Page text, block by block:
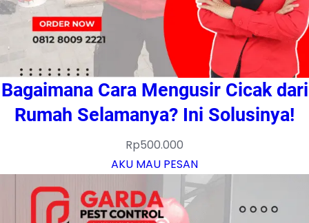
Bagaimana Cara Mengusir Cicak dari
Rumah Selamanya? Ini Solusinya!
Rp500.000
AKU MAU PESAN